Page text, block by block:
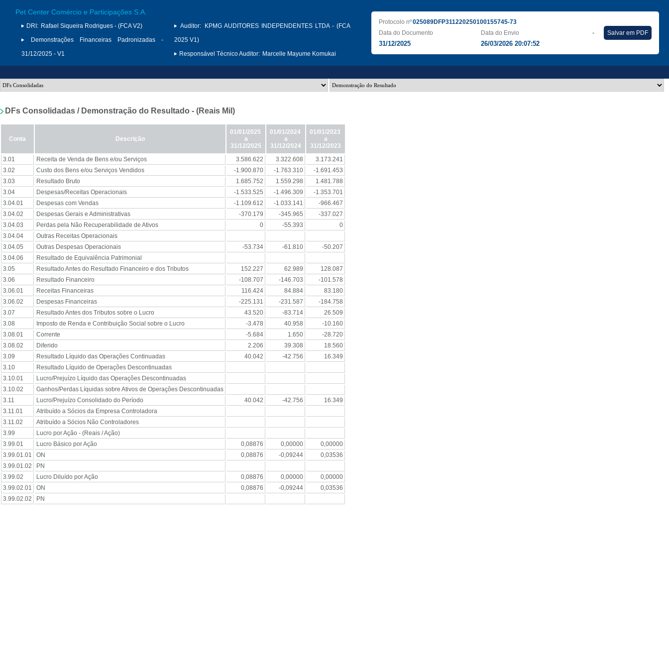
Pet Center Comércio e Participações S.A.
DRI: Rafael Siqueira Rodrigues - (FCA V2)
Demonstrações Financeiras Padronizadas -
31/12/2025 - V1
Auditor:
KPMG AUDITORES INDEPENDENTES LTDA - (FCA
2025 V1)
Responsável Técnico Auditor: Marcelle Mayume Komukai
Protocolo nº025089DFP311220250100155745-73
Data do Documento
31/12/2025
Data do Envio
26/03/2026 20:07:52
- Salvar em PDF